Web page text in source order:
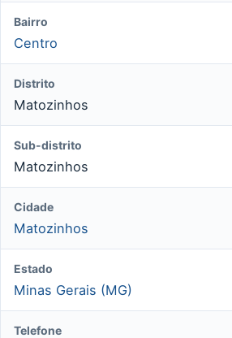
Bairro
Centro
Distrito
Matozinhos
Sub-distrito
Matozinhos
Cidade
Matozinhos
Estado
Minas Gerais (MG)
Telefone